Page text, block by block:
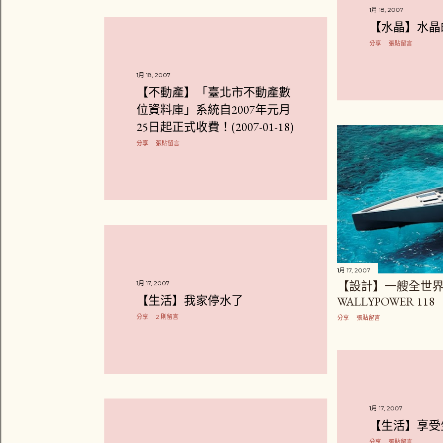
1月 18, 2007
【水晶】水
分享 張貼留言
1月 18, 2007
【不動產】「臺北市不動產數
位資料庫」系統自2007年元月
25日起正式收費！(2007-01-18)
分享 張貼留言
1月 17, 2007
【設計】一艘全世
WALLYPOWER 118
分享 張貼留言
1月 17, 2007
【生活】我家停水了
分享 2 則留言
1月 17, 2007
【生活】享